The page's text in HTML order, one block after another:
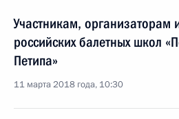
Участникам, организаторам
российских балетных школ
Петипа»
11 марта 2018 года, 10:30